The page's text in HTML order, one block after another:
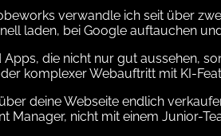
verwandle ich seit über
laden, bei Google auftauchen
Apps, die nicht nur gut aussehen,
komplexer Webauftritt mit KI-
deine Webseite endlich
Manager, nicht mit einem Junior-